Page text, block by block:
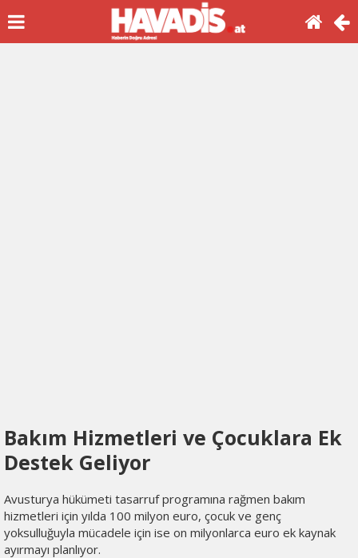
Bakım Hizmetleri ve Çocuklara Ek
Destek Geliyor
Avusturya hükümeti tasarruf programına rağmen bakım
hizmetleri için yılda 100 milyon euro, çocuk ve genç
yoksulluğuyla mücadele için ise on milyonlarca euro ek kaynak
ayırmayı planlıyor.